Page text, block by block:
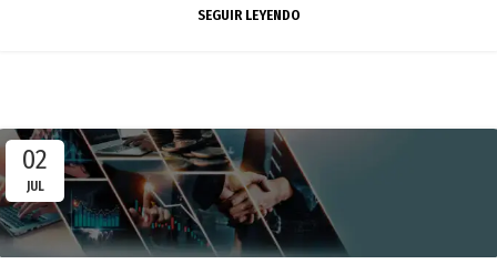
SEGUIR LEYENDO
02
JUL